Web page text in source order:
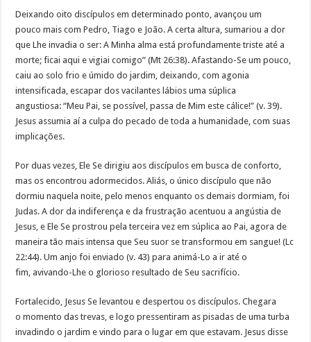
Deixando oito discípulos em determinado ponto, avançou um
pouco mais com Pedro, Tiago e João. A certa altura, sumariou a dor
que Lhe invadia o ser: A Minha alma está profundamente triste até a
morte; ficai aqui e vigiai comigo” (Mt 26:38). Afastando-Se um pouco,
caiu ao solo frio e úmido do jardim, deixando, com agonia
intensificada, escapar dos vacilantes lábios uma súplica
angustiosa: “Meu Pai, se possível, passa de Mim este cálice!” (v. 39).
Jesus assumia aí a culpa do pecado de toda a humanidade, com suas
implicações.
Por duas vezes, Ele Se dirigiu aos discípulos em busca de conforto,
mas os encontrou adormecidos. Aliás, o único discípulo que não
dormiu naquela noite, pelo menos enquanto os demais dormiam, foi
Judas. A dor da indiferença e da frustração acentuou a angústia de
Jesus, e Ele Se prostrou pela terceira vez em súplica ao Pai, agora de
maneira tão mais intensa que Seu suor se transformou em sangue! (Lc
22:44). Um anjo foi enviado (v. 43) para animá-Lo a ir até o
fim, avivando-Lhe o glorioso resultado de Seu sacrifício.
Fortalecido, Jesus Se levantou e despertou os discípulos. Chegara
o momento das trevas, e logo pressentiram as pisadas de uma turba
invadindo o jardim e vindo para o lugar em que estavam. Jesus disse